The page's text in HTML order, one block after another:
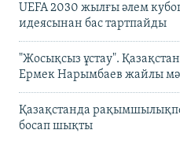
UEFA 2030 жылғы әлем
идеясынан бас тартпайды
"Жосықсыз ұстау".
Ермек Нарымбаев жайлы
Қазақстанда
босап шықты